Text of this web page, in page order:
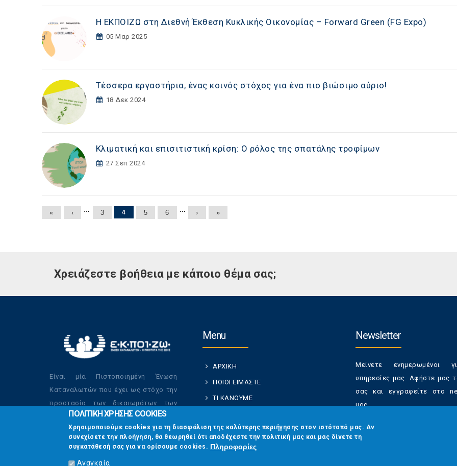
Η ΕΚΠΟΙΖΩ στη Διεθνή Έκθεση Κυκλικής Οικονομίας – Forward Green (FG Expo)
05 Μαρ 2025
Τέσσερα εργαστήρια, ένας κοινός στόχος για ένα πιο βιώσιμο αύριο!
18 Δεκ 2024
Κλιματική και επισιτιστική κρίση: Ο ρόλος της σπατάλης τροφίμων
27 Σεπ 2024
Σελίδες
« ‹ … 3 4 5 6 … › »
Χρειάζεστε βοήθεια με κάποιο θέμα σας;
Είναι μία Πιστοποιημένη Ένωση
Καταναλωτών που έχει ως στόχο την
προστασία των δικαιωμάτων των
καταναλωτών και την βελτίωση της
ποιότητας της ζωής τους.
Menu
ΑΡΧΙΚΗ
ΠΟΙΟΙ ΕΙΜΑΣΤΕ
ΤΙ ΚΑΝΟΥΜΕ
ΟΙ ΔΡΑΣΕΙΣ ΜΑΣ
ΕΠΙΚΟΙΝΩΝΙΑ
Newsletter
Μείνετε ενημερωμένοι
υπηρεσίες μας. Αφήστε μας
σας και εγγραφείτε στο
μας.
Έχετε τη δυνατότητα
από τα newsletters μας
ΠΟΛΙΤΙΚΗ ΧΡΗΣΗΣ COOKIES
Χρησιμοποιούμε cookies για τη διασφάλιση της καλύτερης περιήγησης στον ιστότοπό μας. Αν
συνεχίσετε την πλοήγηση, θα θεωρηθεί ότι αποδέχεστε την πολιτική μας και μας δίνετε τη
συγκατάθεσή σας για να ορίσουμε cookies. Πληροφορίες
Αναγκαία